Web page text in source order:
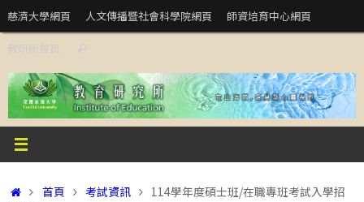
Skip
to
content
慈濟大學網頁 人文傳播暨社會科學院網頁 師資培育中心網頁
教研所首頁 Search
Home
首頁 考試資訊
114學年度碩士班/在職專班考試入學招